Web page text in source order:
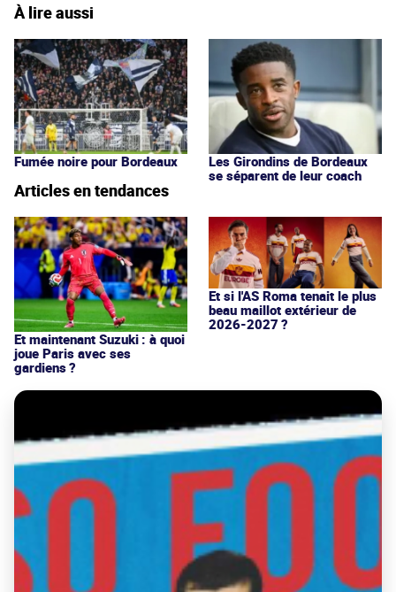
À lire aussi
Fumée noire pour Bordeaux
Les Girondins de Bordeaux
se séparent de leur coach
Articles en tendances
Et maintenant Suzuki : à quoi
joue Paris avec ses
gardiens ?
Et si l'AS Roma tenait le plus
beau maillot extérieur de
2026-2027 ?